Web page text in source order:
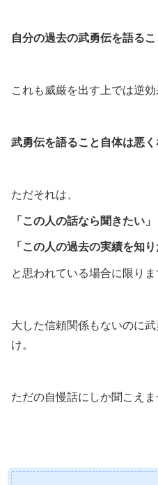
自分の過去の武勇伝を語るこ
これも威厳を出す上では逆効
武勇伝を語ること自体は悪く
ただそれは、
「この人の話なら聞きたい」
「この人の過去の実績を知り
と思われている場合に限りま
大した信頼関係もないのに
け。
ただの自慢話にしか聞こえま